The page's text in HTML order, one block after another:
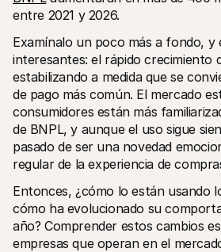
historia y valores
Noticias
Leer las últimas noticias de Mollie
Vacantes
¡Trabaja con nosotros!
Contacto
Compradores
Por qué Mollie está en tu extracto
Clientes de Mollie
Contactar equipo de atención al
Contactar equipo de ventas
Descubre cómo podemos ayudar a tu
entre 2021 y 2026.
Examínalo un poco más a fondo, y
interesantes: el rápido crecimiento
estabilizando a medida que se
de pago más común. El mercado
consumidores están más
de BNPL, y aunque el uso sigue
pasado de ser una novedad
regular de la experiencia de
Entonces, ¿cómo lo están usando
cómo ha evolucionado su
año? Comprender estos cambios
empresas que operan en el